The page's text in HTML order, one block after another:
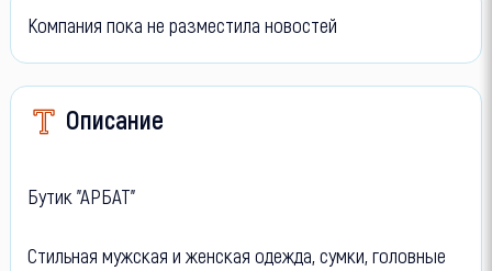
Компания пока не разместила новостей
Описание
Бутик "АРБАТ"
Стильная мужская и женская одежда, сумки, головные